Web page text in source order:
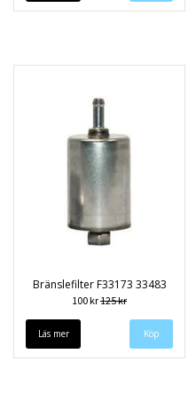
Bränslefilter F33173 33483
100 kr125 kr
Läs mer